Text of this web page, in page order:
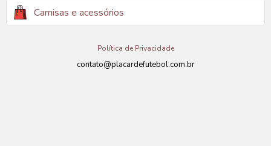
Camisas e acessórios
Política de Privacidade
contato@placardefutebol.com.br